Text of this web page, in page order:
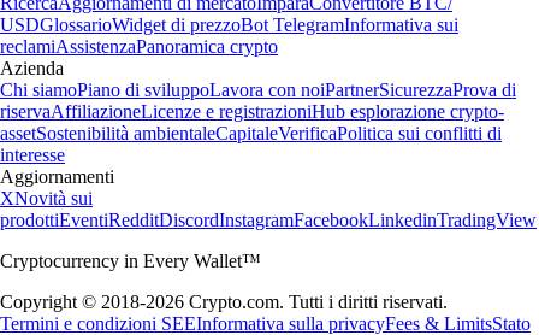
USDGlossarioWidget di prezzoBot TelegramInformativa sui
reclamiAssistenzaPanoramica crypto
Azienda
Chi siamoPiano di sviluppoLavora con noiPartnerSicurezzaProva di
riservaAffiliazioneLicenze e registrazioniHub esplorazione crypto-
assetSostenibilità ambientaleCapitaleVerificaPolitica sui conflitti di
interesse
Aggiornamenti
XNovità sui
prodottiEventiRedditDiscordInstagramFacebookLinkedinTradingView
Cryptocurrency in Every Wallet™
Copyright © 2018-2026 Crypto.com. Tutti i diritti riservati.
Termini e condizioni SEEInformativa sulla privacyFees & LimitsStato